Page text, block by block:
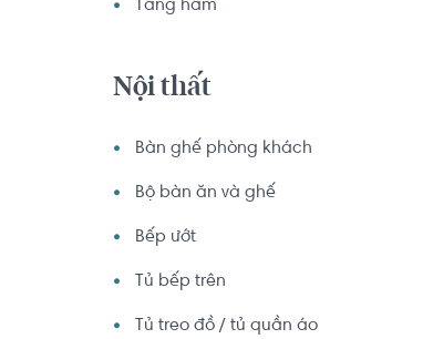
Tầng hầm
Nội thất
Bàn ghế phòng khách
Bộ bàn ăn và ghế
Bếp ướt
Tủ bếp trên
Tủ treo đồ / tủ quần áo